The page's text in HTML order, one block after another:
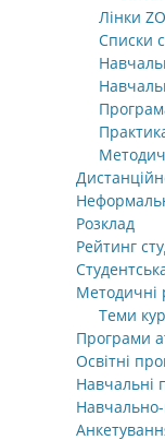
Лінки
Списки
Розклад
Рейтинг
Методичні
Теми
Програми
Освітні
Навчальні